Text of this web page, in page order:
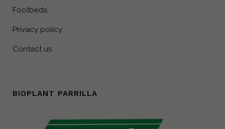
Footbeds
Privacy policy
Contact us
BIOPLANT PARRILLA